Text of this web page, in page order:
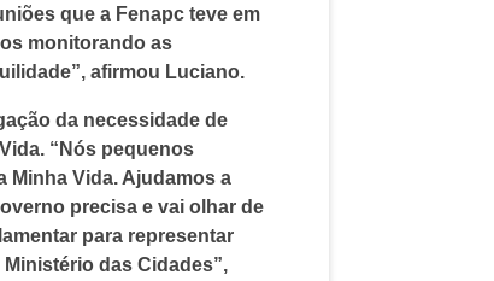
que a Fenapc teve em
monitorando as
afirmou Luciano.
da necessidade de
“Nós pequenos
Minha Vida. Ajudamos a
precisa e vai olhar de
para representar
das Cidades”,